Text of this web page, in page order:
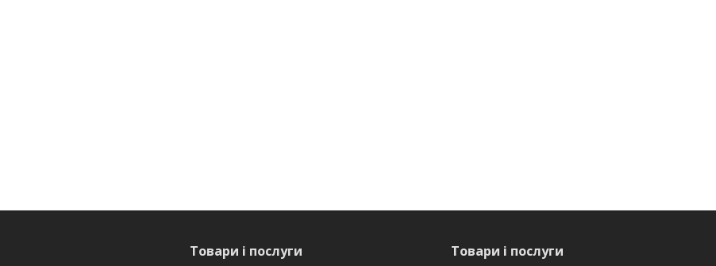
Товари і послуги Товари і послуги